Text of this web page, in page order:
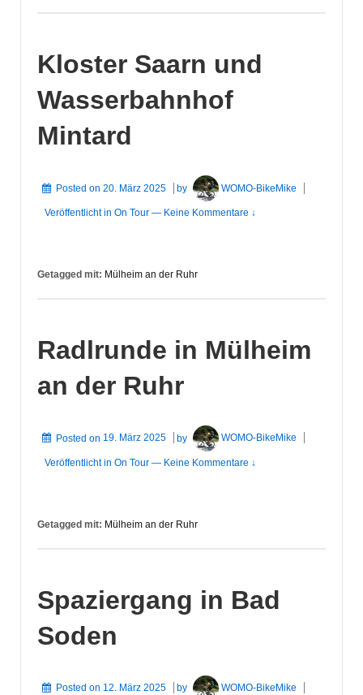
Kloster Saarn und
Wasserbahnhof
Mintard
Posted on 20. März 2025 by WOMO-BikeMike
Veröffentlicht in On Tour — Keine Kommentare ↓
Getagged mit: Mülheim an der Ruhr
Radlrunde in Mülheim
an der Ruhr
Posted on 19. März 2025 by WOMO-BikeMike
Veröffentlicht in On Tour — Keine Kommentare ↓
Getagged mit: Mülheim an der Ruhr
Spaziergang in Bad
Soden
Posted on 12. März 2025 by WOMO-BikeMike